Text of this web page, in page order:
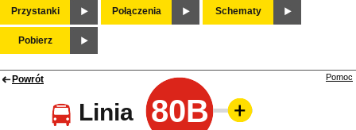
Przystanki Połączenia Schematy
Pobierz
Powrót
Linia 80B
Pomoc